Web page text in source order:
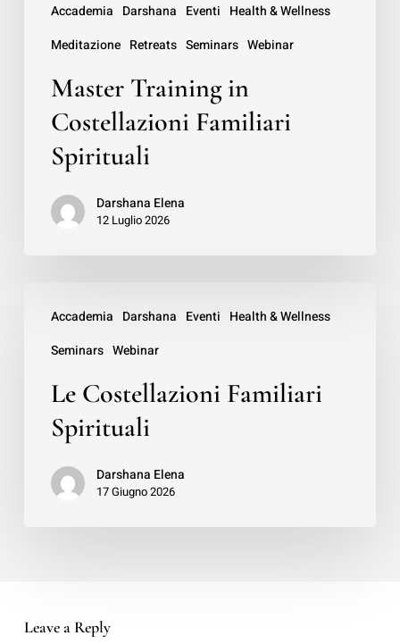
Accademia Darshana Eventi Health & Wellness
Meditazione Retreats Seminars Webinar
Master Training in
Costellazioni Familiari
Spirituali
Darshana Elena
12 Luglio 2026
Accademia Darshana Eventi Health & Wellness
Seminars Webinar
Costellazioni
Familiari
Spirituali
Le Costellazioni Familiari
Spirituali
Darshana Elena
17 Giugno 2026
Leave a Reply